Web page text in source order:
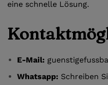
eine schnelle Lösung.
E-Mail:
Whatsapp: Schreiben